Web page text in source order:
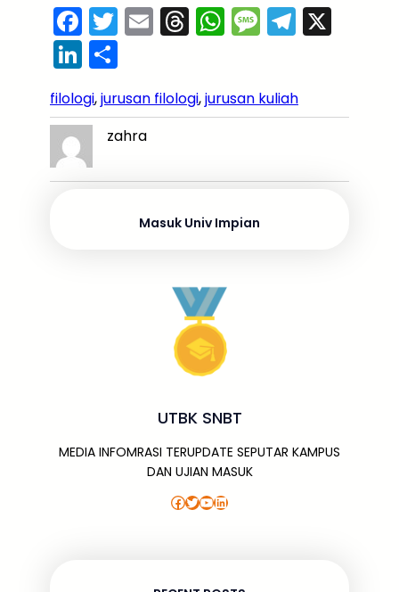
F
a
c
e
b
o
o
T
w
er
E
m
l
T
hr
a
W
h
ts
p
M
e
s
e
T
el
gr
Li
n
k
dI
ar
e
filologi, jurusan filologi, jurusan kuliah
zahra
Masuk Univ Impian
UTBK SNBT
MEDIA INFOMRASI TERUPDATE SEPUTAR KAMPUS
DAN UJIAN MASUK
Facebook Twitter YouTube LinkedIn